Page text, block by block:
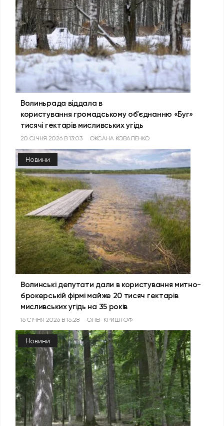
Волиньрада віддала в
користування громадському об’єднанню «Буг»
тисячі гектарів мисливських угідь
20 СІЧНЯ 2026 В 13:03 ОКСАНА КОВАЛЕНКО
Новини
Волинські депутати дали в користування митно-
брокерській фірмі майже 20 тисяч гектарів
мисливських угідь на 35 років
16 СІЧНЯ 2026 В 16:28 ОЛЕГ КРИШТОФ
Новини